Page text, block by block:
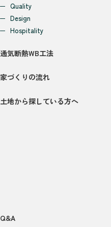
Quality
Design
Hospitality
通気断熱WB工法
家づくりの流れ
土地から探している方へ
Q&A